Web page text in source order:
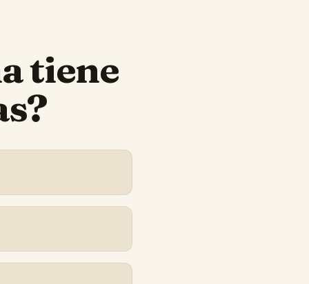
tiene